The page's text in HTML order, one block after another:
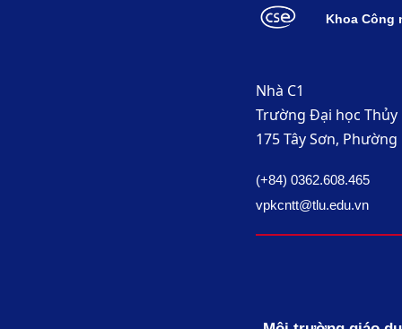
Khoa Công
Nhà C1
Trường Đại học Thủy
175 Tây Sơn,
(+84) 0362.608.465
vpkcntt@tlu.edu.vn